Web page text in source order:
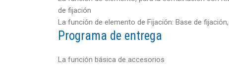
de fijación
La función de elemento de Fijación: Base de
Programa de entrega
La función básica de accesorios